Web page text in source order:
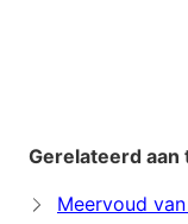
Gerelateerd aan
Meervoud